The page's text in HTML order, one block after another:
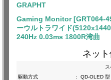
GRAPHT
Gaming Monitor [GRT064-
ーウルトラワイド
240Hz 0.03ms 1800R湾曲
ネット
ス
駆動方式
:
QD-OLED 型